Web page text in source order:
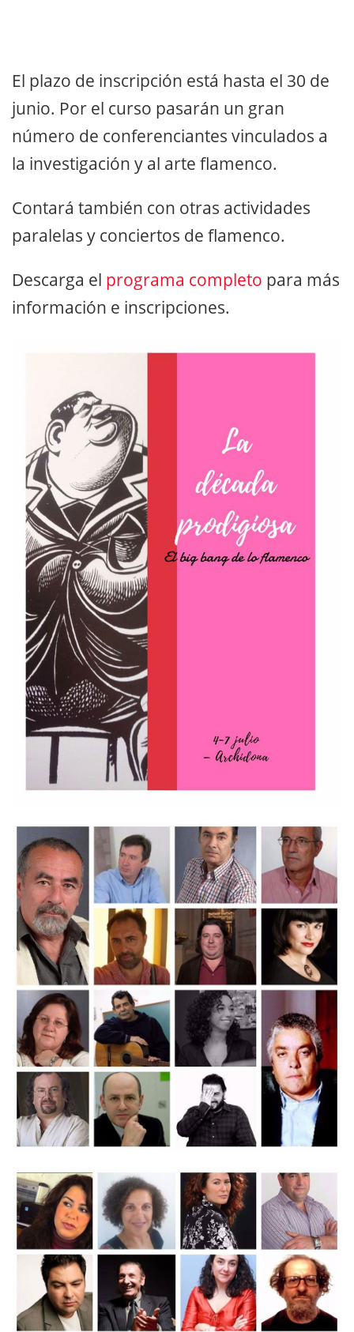
El plazo de inscripción está hasta el 30 de
junio. Por el curso pasarán un gran
número de conferenciantes vinculados a
la investigación y al arte flamenco.
Contará también con otras actividades
paralelas y conciertos de flamenco.
Descarga el programa completo para más
información e inscripciones.